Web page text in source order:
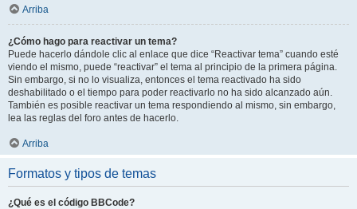
Arriba
¿Cómo hago para reactivar un tema?
Puede hacerlo dándole clic al enlace que dice “Reactivar tema” cuando esté
viendo el mismo, puede “reactivar” el tema al principio de la primera página.
Sin embargo, si no lo visualiza, entonces el tema reactivado ha sido
deshabilitado o el tiempo para poder reactivarlo no ha sido alcanzado aún.
También es posible reactivar un tema respondiendo al mismo, sin embargo,
lea las reglas del foro antes de hacerlo.
Arriba
Formatos y tipos de temas
¿Qué es el código BBCode?